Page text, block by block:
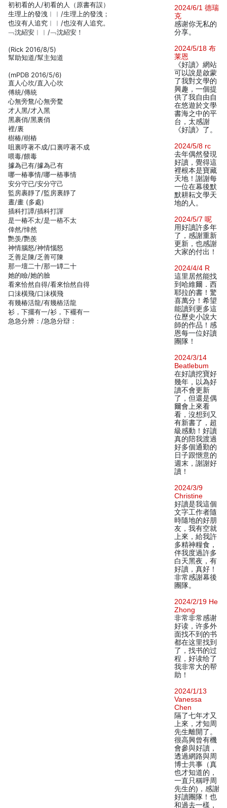
初初看的人/初看的人（原書有誤）
生理上的發洩︱︱/生理上的發洩；
也沒有人追究︱︱/也沒有人追究。
﹁沈紹安︱︱/﹁沈紹安！
(Rick 2016/8/5)
幫助知道/幫主知道
(mPDB 2016/5/6)
直人心坎/直入心坎
傅統/傳統
心無旁鶩/心無旁騖
才人黑/才入黑
黑裹俏/黑裏俏
裡/裏
樹椿/樹樁
咀裏哼著不成/口裏哼著不成
喂毒/餵毒
據為已有/據為己有
哪一椿事情/哪一樁事情
安分守已/安分守己
監房裹靜了/監房裏靜了
晝/畫 (多處)
插科打譚/插科打諢
是一椿不太/是一樁不太
倖然/悻然
艷羡/艷羨
神情腦怒/神情惱怒
乏善足陳/乏善可陳
那一壇二十/那一罈二十
她的瞼/她的臉
看來恰然自得/看來怡然自得
口沬橫飛/口沫橫飛
有幾椿活龍/有幾樁活龍
衫，下擺有一/衫，下襬有一
急急分辨：/急急分辯：
2024/6/1 德瑞
克
感谢你无私的
分享。
2024/5/18 布
莱恩
《好讀》網站
可以說是啟蒙
了我對文學的
興趣，一個提
供了我自由自
在悠遊於文學
書海之中的平
台，太感謝
《好讀》了。
2024/5/8 rc
去年偶然發現
好讀，覺得這
裡根本是寶藏
天地！謝謝每
一位在幕後默
默耕耘文學天
地的人。
2024/5/7 呢
用好讀許多年
了，感謝重新
更新，也感謝
大家的付出！
2024/4/4 R
這里居然能找
到哈維爾．西
耶拉的書！驚
喜萬分！希望
能讀到更多這
位歷史小說大
師的作品！感
恩每一位好讀
團隊！
2024/3/14
Beatlebum
在好讀挖寶好
幾年，以為好
讀不會更新
了，但還是偶
爾會上來看
看，沒想到又
有新書了，超
級感動！好讀
真的陪我渡過
好多個通勤的
日子跟愜意的
週末，謝謝好
讀！
2024/3/9
Christine
好讀是我這個
文字工作者隨
時隨地的好朋
友，我有空就
上來，給我許
多精神糧食，
伴我度過許多
白天黑夜，有
好讀，真好！
非常感謝幕後
團隊。
2024/2/19 He
Zhong
非常非常感谢
好读，许多外
面找不到的书
都在这里找到
了，找书的过
程，好读给了
我非常大的帮
助！
2024/1/13
Vanessa
Chen
隔了七年才又
上來，才知周
先生離開了。
很高興曾有機
會參與好讀，
透過網路與周
博士共事（真
也才知道的，
一直只稱呼周
先生的)，感謝
好讀團隊！也
和過去一樣，